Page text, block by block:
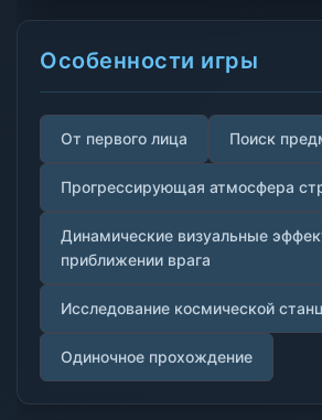
Особенности игры
От первого лица Поиск
Прогрессирующая атмосфера
Динамические визуальные
приближении врага
Исследование космической
Одиночное прохождение